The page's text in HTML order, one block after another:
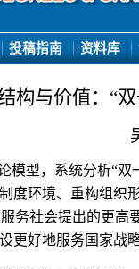
投稿指南 资料库
构与价值：“
模型，系统分析“
度环境、重构组
务社会提出的更
更好地服务国家